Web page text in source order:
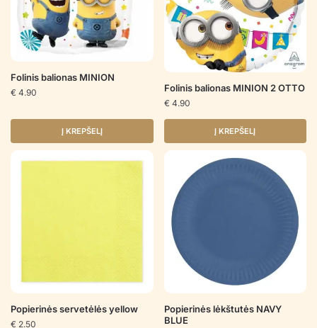
Folinis balionas MINION
€ 4.90
Į KREPŠELĮ
Folinis balionas MINION 2 OTTO
€ 4.90
Į KREPŠELĮ
Popierinės servetėlės yellow
€ 2.50
Popierinės lėkštutės NAVY
BLUE